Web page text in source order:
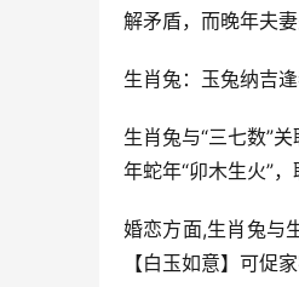
解矛盾，而晚年夫
生肖兔：玉兔纳吉
生肖兔与“三七数”
年蛇年“卯木生火”
婚恋方面,生肖兔与
【白玉如意】可促